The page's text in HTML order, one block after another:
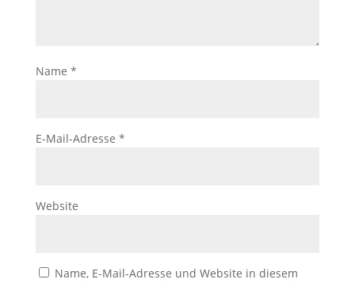
Name *
E-Mail-Adresse *
Website
Name, E-Mail-Adresse und Website in diesem